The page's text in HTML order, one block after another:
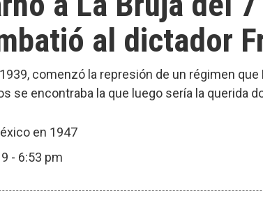
al dictador
comenzó la represión de un régimen que
se encontraba la que luego sería la querida
- 6:53 pm